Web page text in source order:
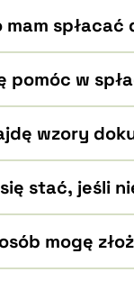
mam spłacać
pomóc w
wzory
stać, jeśli
mogę